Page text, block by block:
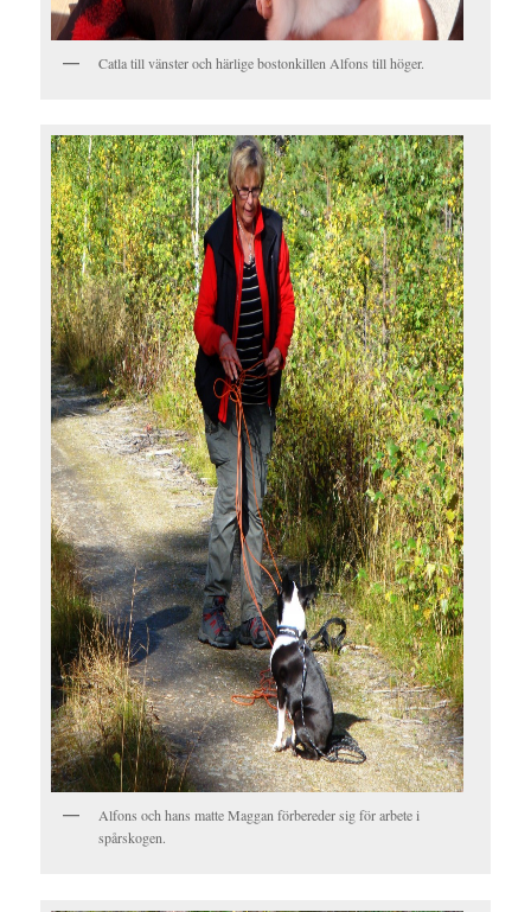
Catla till vänster och härlige bostonkillen Alfons till höger.
Alfons och hans matte Maggan förbereder sig för arbete i
spårskogen.